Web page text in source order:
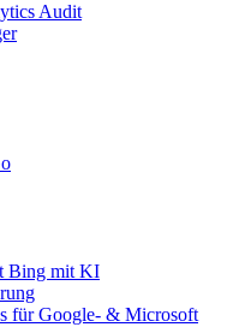
Audit
Bing mit KI
für Google- & Microsoft